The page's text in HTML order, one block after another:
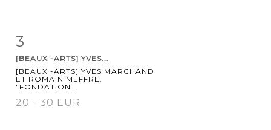
3
[BEAUX -ARTS] YVES...
[BEAUX -ARTS] YVES MARCHAND
ET ROMAIN MEFFRE.
"FONDATION...
20 - 30 EUR